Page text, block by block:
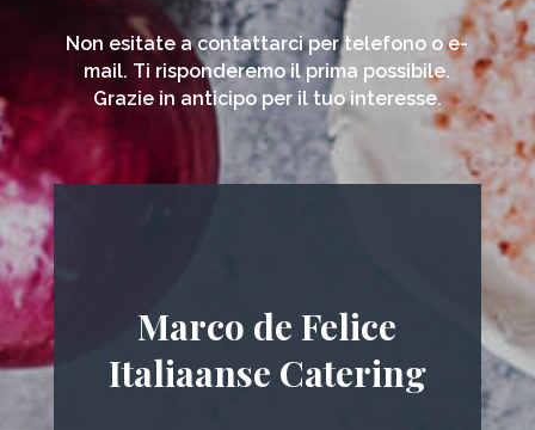
Non esitate a contattarci per telefono o e-
mail. Ti risponderemo il prima possibile.
Grazie in anticipo per il tuo interesse.
Marco de Felice
Italiaanse Catering